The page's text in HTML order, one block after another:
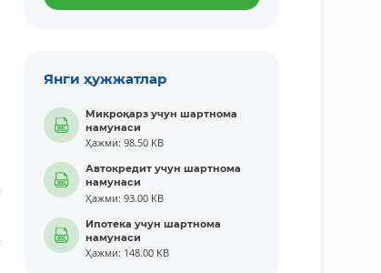
Янги ҳужжатлар
Микроқарз учун шартнома
намунаси
Ҳажми: 98.50 KB
Автокредит учун шартнома
намунаси
Ҳажми: 93.00 KB
Ипотека учун шартнома
намунаси
Ҳажми: 148.00 KB